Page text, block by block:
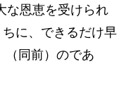
な恩恵を受けられ
に、できるだけ早
（同前）のであ